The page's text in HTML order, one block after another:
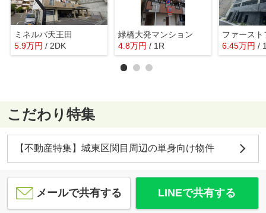
ミネルバ天王田
5.9万円 / 2DK
緑橋大発マンション
4.8万円 / 1R 6.45万円 /
こだわり特集
【不動産特集】城東区関目周辺の単身向け物件
メールで共有する LINEで共有する